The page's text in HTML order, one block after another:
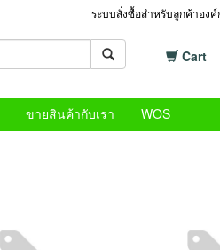
ระบบสั่งซื้อสำหรับลูกค้าองค์
Cart
ขายสินค้ากับเรา
WOS